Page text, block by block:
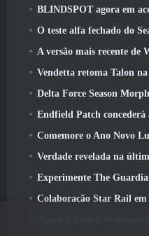
BLINDSPOT agora em
O teste alfa fechado do
A versão mais recente de Wuthering Waves traz
Vendetta retoma Talon na primeira história de um
Delta Force Season Morphosis traz novo
Endfield Patch concederá a cada jogador
Comemore o Ano Novo Luna com o lançamento da
Verdade revelada na
Experimente The Guardian’s Glade Raid
Colaboração Star Rail
Agora é a hora de terminar os desafios dos